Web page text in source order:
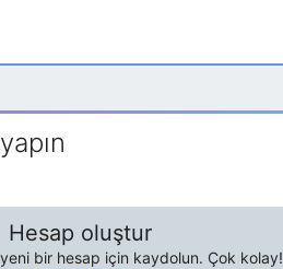
Hesap oluştur
bir hesap için kaydolun. Çok kolay!